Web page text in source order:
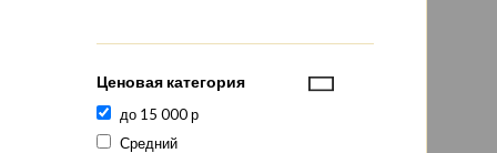
Ценовая категория
до 15 000 р
Средний